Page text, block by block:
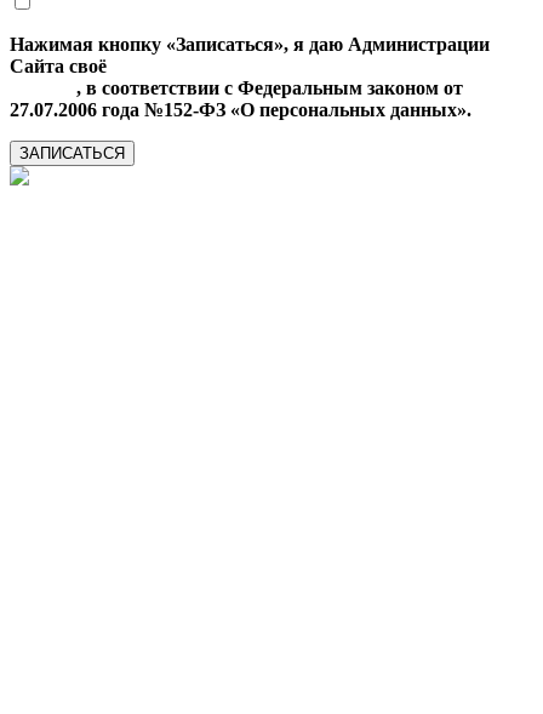
Нажимая кнопку «Записаться», я даю Администрации
Сайта своё
, в соответствии с Федеральным законом от
27.07.2006 года №152-ФЗ «О персональных данных».
ЗАПИСАТЬСЯ